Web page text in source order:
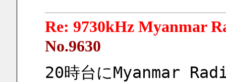
Re: 9730kHz Myanmar
No.9630
20時台にMyanmar